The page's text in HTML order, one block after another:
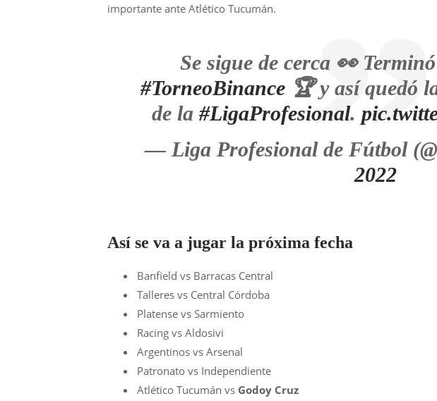
importante ante Atlético Tucumán.
Se sigue de cerca 👀
#TorneoBinance 🏆 y así quedó
de la #LigaProfesional.
— Liga Profesional de Fútbol
2022
Así se va a jugar la próxima fecha
Banfield vs Barracas Central
Talleres vs Central Córdoba
Platense vs Sarmiento
Racing vs Aldosivi
Argentinos vs Arsenal
Patronato vs Independiente
Atlético Tucumán vs Godoy Cruz